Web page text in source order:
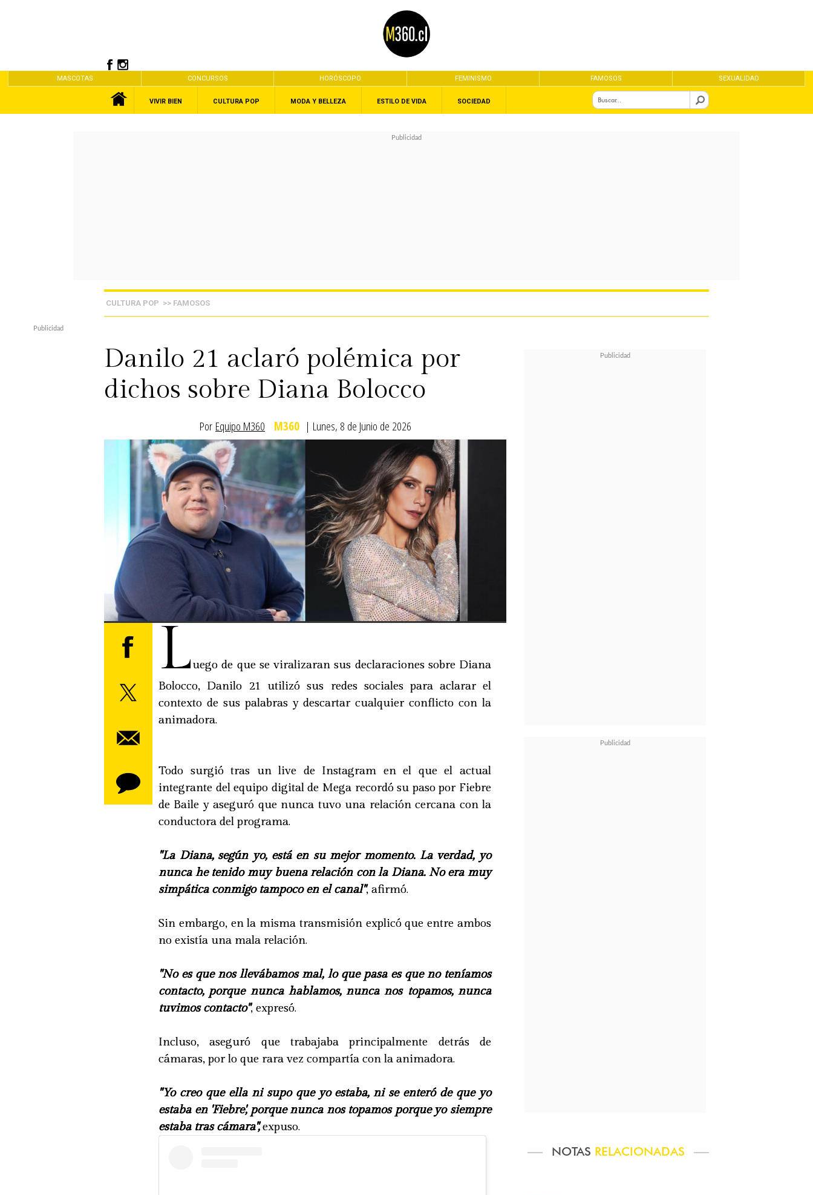
MASCOTAS CONCURSOS HORÓSCOPO FEMINISMO FAMOSOS SEXUALIDAD
VIVIR BIEN CULTURA POP MODA Y BELLEZA ESTILO DE VIDA SOCIEDAD
CULTURA POP >> FAMOSOS
Danilo 21 aclaró polémica por
dichos sobre Diana Bolocco
Por Equipo M360 M360 | Lunes, 8 de Junio de 2026
NOTAS RELACIONADAS
Luego de que se viralizaran sus declaraciones sobre Diana
Bolocco, Danilo 21 utilizó sus redes sociales para aclarar el
contexto de sus palabras y descartar cualquier conflicto con la
animadora.
Todo surgió tras un live de Instagram en el que el actual
integrante del equipo digital de Mega recordó su paso por Fiebre
de Baile y aseguró que nunca tuvo una relación cercana con la
conductora del programa.
"La Diana, según yo, está en su mejor momento. La verdad, yo
nunca he tenido muy buena relación con la Diana. No era muy
simpática conmigo tampoco en el canal", afirmó.
Sin embargo, en la misma transmisión explicó que entre ambos
no existía una mala relación.
"No es que nos llevábamos mal, lo que pasa es que no teníamos
contacto, porque nunca hablamos, nunca nos topamos, nunca
tuvimos contacto", expresó.
Incluso, aseguró que trabajaba principalmente detrás de
cámaras, por lo que rara vez compartía con la animadora.
"Yo creo que ella ni supo que yo estaba, ni se enteró de que yo
estaba en 'Fiebre', porque nunca nos topamos porque yo siempre
estaba tras cámara", expuso.